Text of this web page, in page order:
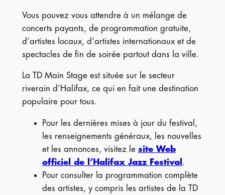
Vous pouvez vous attendre à un mélange de
concerts payants, de programmation gratuite,
d’artistes locaux, d’artistes internationaux et de
spectacles de fin de soirée partout dans la ville.
La TD Main Stage est située sur le secteur
riverain d’Halifax, ce qui en fait une destination
populaire pour tous.
Pour les dernières mises à jour du festival,
les renseignements généraux, les nouvelles
et les annonces, visitez le site Web
officiel de l’Halifax Jazz Festival .
Pour consulter la programmation complète
des artistes, y compris les artistes de la TD